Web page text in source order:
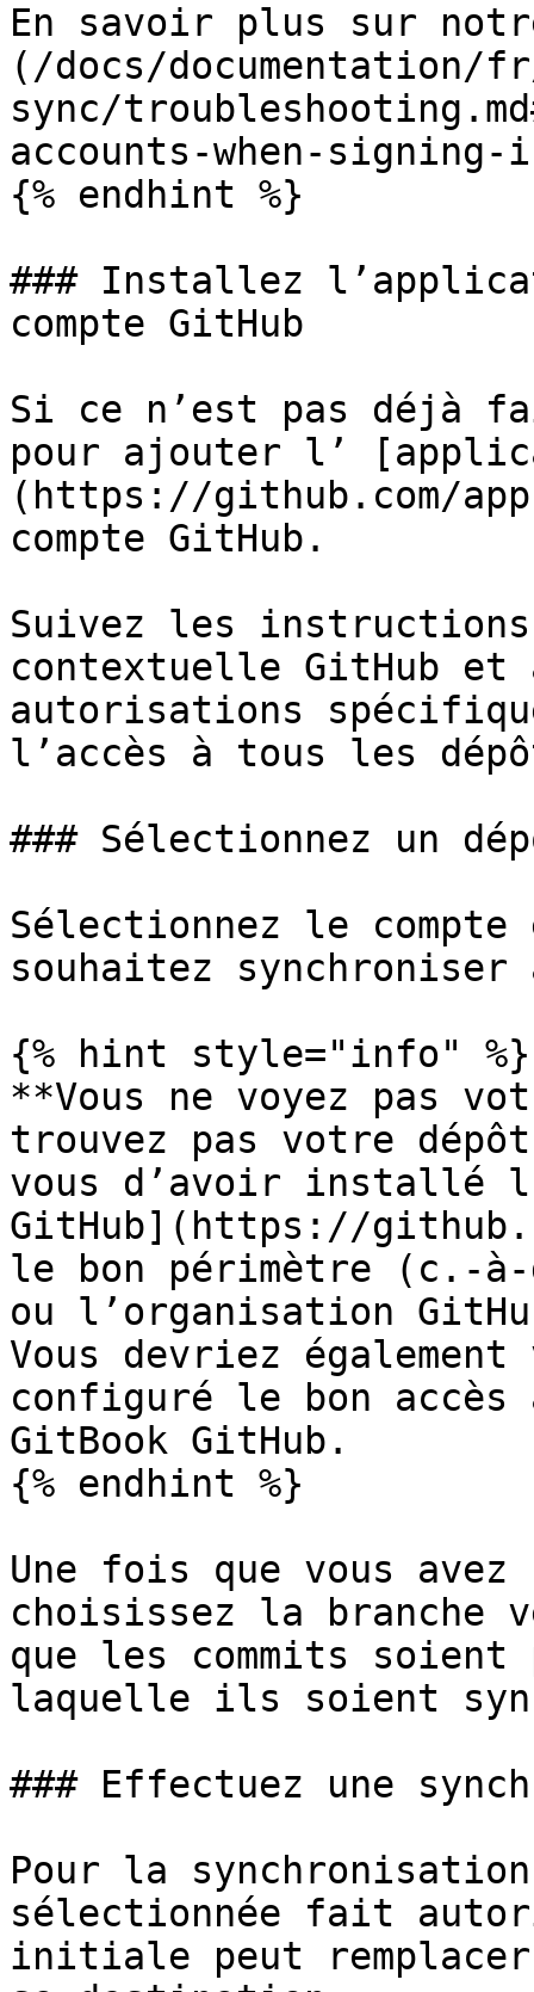
En savoir plus sur
(/docs/
sync/
accounts-when-
{% endhint %}
### Installez
compte GitHub
Si ce n’est pas déjà
pour ajouter l’
(https://github.com/
compte GitHub.
Suivez les
contextuelle GitHub et
autorisations
l’accès à tous les
### Sélectionnez un
Sélectionnez le
souhaitez synchroniser
{% hint style="info" %}
**Vous ne voyez pas
trouvez pas votre
vous d’avoir installé
GitHub](https://
le bon périmètre (c.-à-
ou l’organisation
Vous devriez
configuré le bon
GitBook GitHub.
{% endhint %}
Une fois que vous
choisissez la branche
que les commits
laquelle ils soient
### Effectuez une
Pour la
sélectionnée fait
initiale peut